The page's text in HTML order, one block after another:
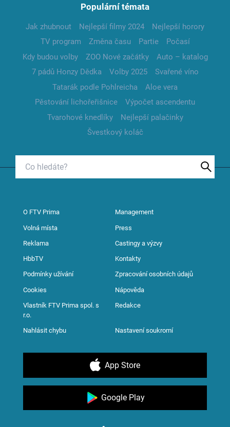
Populární témata
Jak zhubnout Nejlepší filmy 2024
Nejlepší horory
TV program
Změna času Partie
Počasí
Kdy budou volby
ZOO Nové začátky
Auto – katalog
7 pádů Honzy Dědka
Volby 2025
Svařené víno
Tatarák podle Pohlreicha
Aloe vera
Pěstování lichořeřišnice
Výpočet ascendentu
Tvarohové knedlíky
Nejlepší palačinky
Švestkový koláč
O FTV Prima Management
Volná místa Press
Reklama Castingy a výzvy
HbbTV Kontakty
Podmínky užívání Zpracování osobních údajů
Cookies Nápověda
Vlastník FTV Prima spol. s
r.o.
Redakce
Nahlásit chybu Nastavení soukromí
App Store
Google Play